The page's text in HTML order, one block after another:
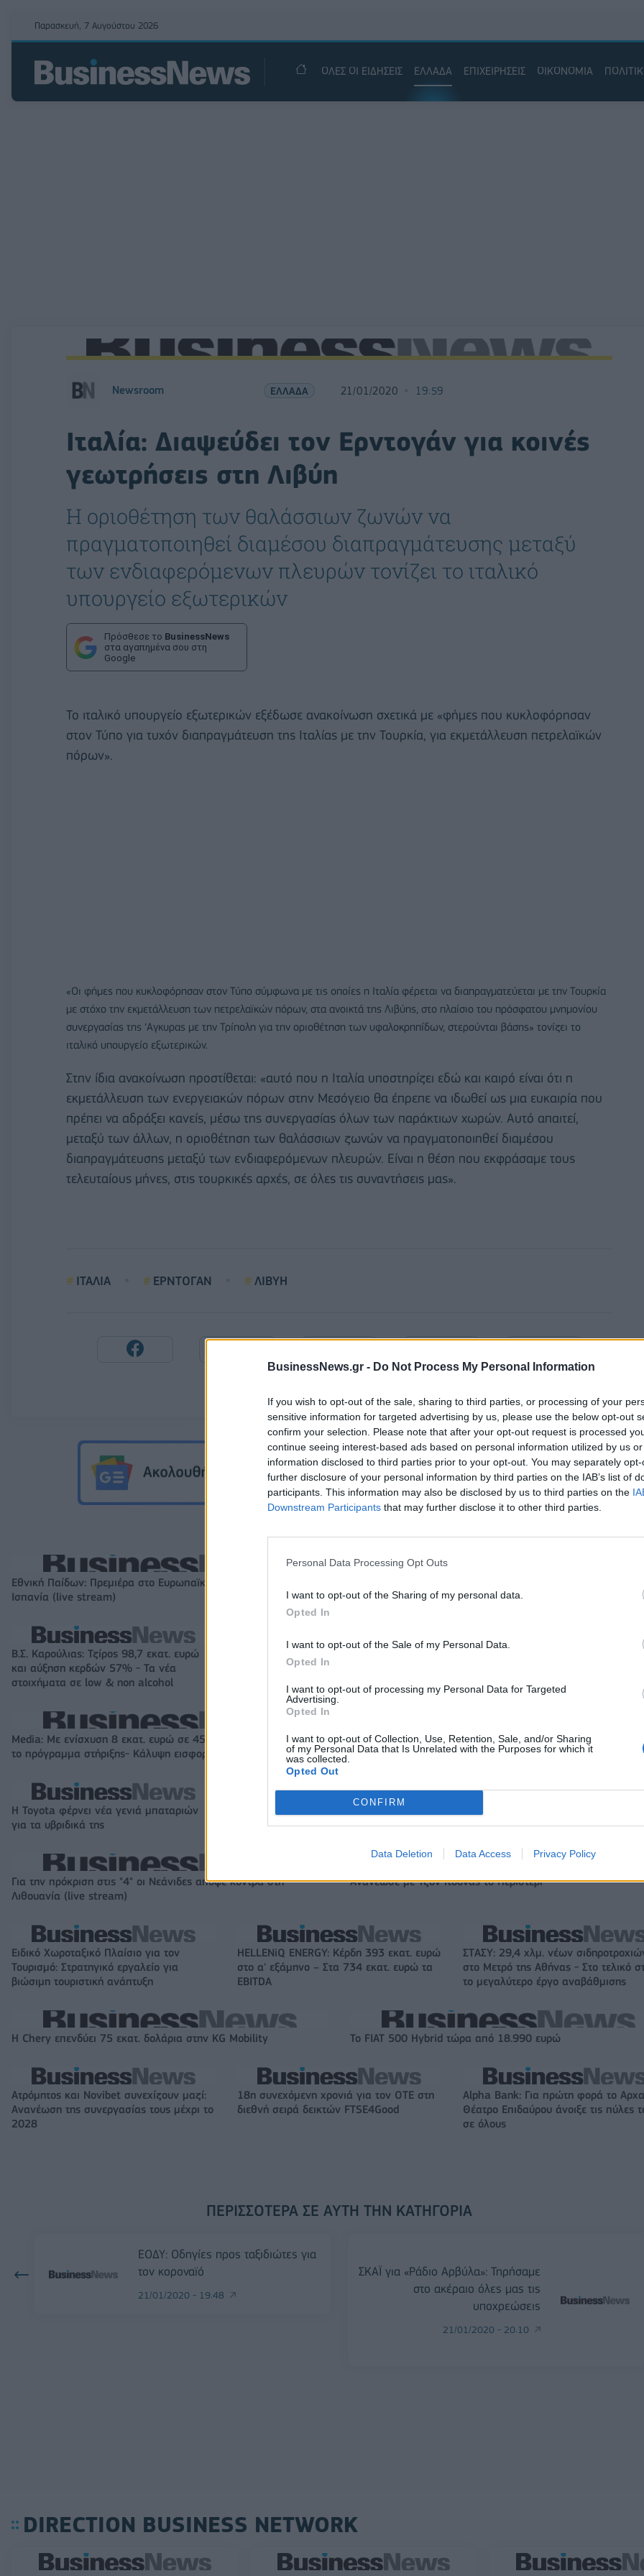
BusinessNews.gr - Do Not Process My Personal Information
If you wish to opt-out of the sale, sharing to third parties, or processing of your
sensitive information for targeted advertising by us, please use the below opt-out
confirm your selection. Please note that after your opt-out request is processed
continue seeing interest-based ads based on personal information utilized by us
information disclosed to third parties prior to your opt-out. You may separately
further disclosure of your personal information by third parties on the IAB’s list of
participants. This information may also be disclosed by us to third parties on the
Downstream Participants that may further disclose it to other third parties.
Personal Data Processing Opt Outs
I want to opt-out of the Sharing of my personal data.
Opted In
I want to opt-out of the Sale of my Personal Data.
Opted In
I want to opt-out of processing my Personal Data for Targeted
Advertising.
Opted In
I want to opt-out of Collection, Use, Retention, Sale, and/or Sharing
of my Personal Data that Is Unrelated with the Purposes for which it
was collected.
Opted Out
CONFIRM
Data Deletion Data Access Privacy Policy
Παρασκευή, 7 Αυγούστου 2026
ΟΛΕΣ ΟΙ ΕΙΔΗΣΕΙΣ ΕΛΛΑΔΑ ΕΠΙΧΕΙΡΗΣΕΙΣ ΟΙΚΟΝΟΜΙΑ
Newsroom ΕΛΛΑΔΑ 21/01/2020 19:59
Ιταλία: Διαψεύδει τον Ερντογάν για κοινές
γεωτρήσεις στη Λιβύη
H οριοθέτηση των θαλάσσιων ζωνών να
πραγματοποιηθεί διαμέσου διαπραγμάτευσης μεταξύ
των ενδιαφερόμενων πλευρών τονίζει το ιταλικό
υπουργείο εξωτερικών
Πρόσθεσε το BusinessNews
στα αγαπημένα σου στη
Google
Το ιταλικό υπουργείο εξωτερικών εξέδωσε ανακοίνωση σχετικά με «φήμες που κυκλοφόρησαν
στον Τύπο για τυχόν διαπραγμάτευση της Ιταλίας με την Τουρκία, για εκμετάλλευση πετρελαϊκών
πόρων».
«Οι φήμες που κυκλοφόρησαν στον Τύπο σύμφωνα με τις οποίες η Ιταλία φέρεται να διαπραγματεύεται με την Τουρκία
με στόχο την εκμετάλλευση των πετρελαϊκών πόρων, στα ανοικτά της Λιβύης, στο πλαίσιο του πρόσφατου μνημονίου
συνεργασίας της ‘Αγκυρας με την Τρίπολη για την οριοθέτηση των υφαλοκρηπίδων, στερούνται βάσης» τονίζει το
ιταλικό υπουργείο εξωτερικών.
Στην ίδια ανακοίνωση προστίθεται: «αυτό που η Ιταλία υποστηρίζει εδώ και καιρό είναι ότι η
εκμετάλλευση των ενεργειακών πόρων στην Μεσόγειο θα έπρεπε να ιδωθεί ως μια ευκαιρία που
πρέπει να αδράξει κανείς, μέσω της συνεργασίας όλων των παράκτιων χωρών. Αυτό απαιτεί,
μεταξύ των άλλων, η οριοθέτηση των θαλάσσιων ζωνών να πραγματοποιηθεί διαμέσου
διαπραγμάτευσης μεταξύ των ενδιαφερόμενων πλευρών. Είναι η θέση που εκφράσαμε τους
τελευταίους μήνες, στις τουρκικές αρχές, σε όλες τις συναντήσεις μας».
ΙΤΑΛΙΑ ΕΡΝΤΟΓΑΝ ΛΙΒΥΗ
Εθνική Παίδων: Πρεμιέρα στο Ευρωπαϊκό με αντίπαλο την
Ισπανία (live stream)
Ευρωπαϊκό Κορασίδων: Τζάμπολ για την Εθνική στα
κόντρα στην Ιρλανδία (live stream)
Β.Σ. Καρούλιας: Τζίρος 98,7 εκατ. ευρώ
και αύξηση κερδών 57% - Τα νέα
στοιχήματα σε low & non alcohol
Metlen: Ρεκόρ EBITDA στο α' εξάμηνο,
στα 550 εκατ. ευρώ – Καθαρά κέρδη 313
εκατ. ευρώ
πρόγραμμα ενίσχυσης του Τύπου
Media: Με ενίσχυση 8 εκατ. ευρώ σε 451 επιχειρήσεις ξεκίνησε
το πρόγραμμα στήριξης- Κάλυψη εισφορών ΕΔΟΕΑΠ
IAB Hellas: Νέα Διοικούσα Επιτροπή και νέο Διοικητικό
- Πρόεδρος ο Γαληνός Γιαγλής
Η Toyota φέρνει νέα γενιά μπαταριών
για τα υβριδικά της
Σε κινεζική… πολιορκία η ευρωπαϊκή
αυτοκινητοβιομηχανία
Νέο Audi A2 e-tron με στόχο την
της αποδοτικότητας
Για την πρόκριση στις "4" οι Νεάνιδες απόψε κόντρα στη
Λιθουανία (live stream)
Ανανέωσε με Τζον Ιτούνας το Περιστέρι
Ειδικό Χωροταξικό Πλαίσιο για τον
Τουρισμό: Στρατηγικό εργαλείο για
βιώσιμη τουριστική ανάπτυξη
HELLENiQ ENERGY: Κέρδη 393 εκατ. ευρώ
στο α' εξάμηνο – Στα 734 εκατ. ευρώ τα
EBITDA
ΣΤΑΣΥ: 29,4 χλμ. νέων
στο Μετρό της Αθήνας - Στο τελικό
το μεγαλύτερο έργο αναβάθμισης
Η Chery επενδύει 75 εκατ. δολάρια στην KG Mobility Το FIAT 500 Hybrid τώρα από 18.990 ευρώ
Ατρόμητος και Novibet συνεχίζουν μαζί:
Ανανέωση της συνεργασίας τους μέχρι το
2028
18η συνεχόμενη χρονιά για τον ΟΤΕ στη
διεθνή σειρά δεικτών FTSE4Good
Alpha Bank: Για πρώτη φορά το
Θέατρο Επιδαύρου άνοιξε τις πύλες
σε όλους
ΠΕΡΙΣΣΌΤΕΡΑ ΣΕ ΑΥΤΉ ΤΗΝ ΚΑΤΗΓΟΡΊΑ
ΕΟΔΥ: Οδηγίες προς ταξιδιώτες για
τον κοροναϊό
21/01/2020 - 19:48
ΣΚΑΪ για «Ράδιο Αρβύλα»: Τηρήσαμε
στο ακέραιο όλες μας τις
υποχρεώσεις
21/01/2020 - 20:10
DIRECTION BUSINESS NETWORK